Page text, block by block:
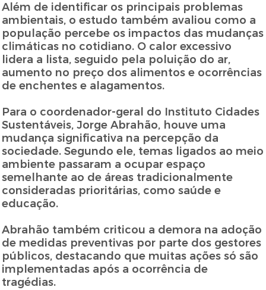
Além de identificar os principais problemas
ambientais, o estudo também avaliou como a
população percebe os impactos das mudanças
climáticas no cotidiano. O calor excessivo
lidera a lista, seguido pela poluição do ar,
aumento no preço dos alimentos e ocorrências
de enchentes e alagamentos.
Para o coordenador-geral do Instituto Cidades
Sustentáveis, Jorge Abrahão, houve uma
mudança significativa na percepção da
sociedade. Segundo ele, temas ligados ao meio
ambiente passaram a ocupar espaço
semelhante ao de áreas tradicionalmente
consideradas prioritárias, como saúde e
educação.
Abrahão também criticou a demora na adoção
de medidas preventivas por parte dos gestores
públicos, destacando que muitas ações só são
implementadas após a ocorrência de
tragédias.